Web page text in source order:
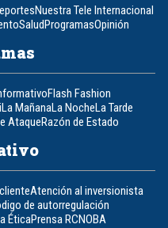
Nuestra Tele Internacional
SaludProgramasOpinión
Flash Fashion
La MañanaLa NocheLa Tarde
AtaqueRazón de Estado
Atención al inversionista
de autorregulación
ÉticaPrensa RCNOBA